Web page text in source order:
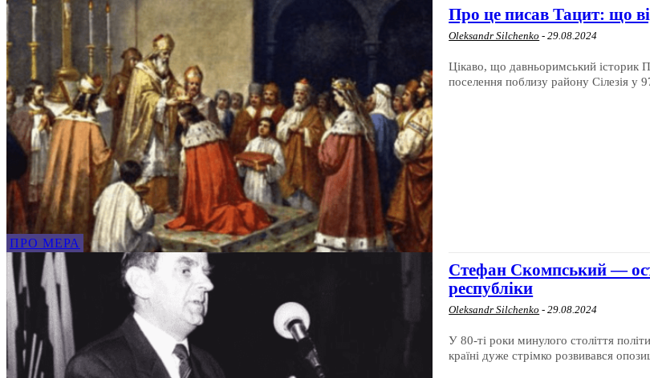
ПРО МЕРА
Про це писав Тацит: що
Oleksandr Silchenko - 29.08.2024
Цікаво, що давньоримський історик
поселення поблизу району Сілезія у
Стефан Скомпський —
республіки
Oleksandr Silchenko - 29.08.2024
У 80-ті роки минулого століття
країні дуже стрімко розвивався